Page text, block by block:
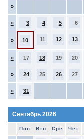
»
» 3 4 5 6
» 10 11 12 13
» 17 18 19 20
» 24 25 26 27
» 31
Сентябрь 2026
Пон Вто Сре Чет